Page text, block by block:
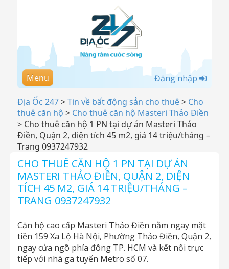
Menu Đăng nhập
Địa Ốc 247>Tin về bất động sản cho thuê> Cho
thuê căn hộ > Cho thuê căn hộ Masteri Thảo Điền
> Cho thuê căn hộ 1 PN tại dự án Masteri Thảo
Điền, Quận 2, diện tích 45 m2, giá 14 triệu/tháng –
Trang 0937247932
CHO THUÊ CĂN HỘ 1 PN TẠI DỰ ÁN
MASTERI THẢO ĐIỀN, QUẬN 2, DIỆN
TÍCH 45 M2, GIÁ 14 TRIỆU/THÁNG –
TRANG 0937247932
Căn hộ cao cấp Masteri Thảo Điền nằm ngay mặt
tiền 159 Xa Lộ Hà Nội, Phường Thảo Điền, Quận 2,
ngay cửa ngõ phía đông TP. HCM và kết nối trực
tiếp với nhà ga tuyến Metro số 07.